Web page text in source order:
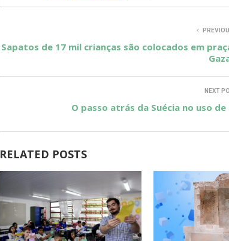
Sapatos de 17 mil crianças são colocados em
NEXT
O passo atrás da Suécia no uso
RELATED POSTS